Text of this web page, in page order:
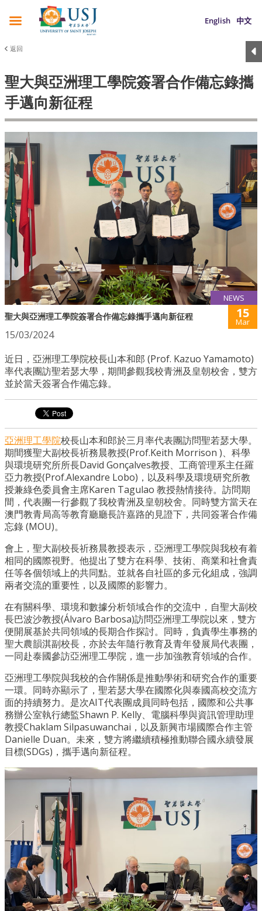
English 中文
返回
聖大與亞洲理工學院簽署合作備忘錄攜
手邁向新征程
NEWS
聖大與亞洲理工學院簽署合作備忘錄攜手邁向新征程 15
Mar
15/03/2024
近日，亞洲理工學院校長山本和郎 (Prof. Kazuo Yamamoto)
率代表團訪聖若瑟大學，期間參觀我校青洲及皇朝校舍，雙方
並於當天簽署合作備忘錄。
亞洲理工學院校長山本和郎於三月率代表團訪問聖若瑟大學。
期間獲聖大副校長祈務晨教授(Prof.Keith Morrison )、科學
與環境研究所所長David Gonçalves教授、工商管理系主任羅
亞力教授(Prof.Alexandre Lobo)， 以及科學及環境研究所教
授兼綠色委員會主席Karen Tagulao 教授熱情接待。訪問期
間，代表團一行參觀了我校青洲及皇朝校舍。 同時雙方當天在
澳門教青局高等教育廳廳長許嘉路的見證下， 共同簽署合作備
忘錄 (MOU)。
會上，聖大副校長祈務晨教授表示， 亞洲理工學院與我校有着
相同的國際視野。他提出了雙方在科學、 技術、商業和社會責
任等各個領域上的共同點。 並就各自社區的多元化組成，強調
兩者交流的重要性， 以及國際的影響力。
在有關科學、環境和數據分析領域合作的交流中， 自聖大副校
長巴波沙教授(Álvaro Barbosa)訪問亞洲理工學院以來， 雙方
便開展基於共同領域的長期合作探討。同時， 負責學生事務的
聖大農韻淇副校長， 亦於去年隨行教育及青年發展局代表團，
一同赴泰國參訪亞洲理工學院，進一步加強教育領域的合作。
亞洲理工學院與我校的合作關係是推動學術和研究合作的重要
一環。 同時亦顯示了，聖若瑟大學在國際化與泰國高校交流方
面的持續努力。是次AIT代表團成員同時包括， 國際和公共事
務辦公室執行總監Shawn P. Kelly、電腦科學與資訊管理助理
教授Chaklam Silpasuwanchai， 以及新興市場國際合作主管
Danielle Duan。未來，雙方將繼續積極推動聯合國永續發展
目標(SDGs)，攜手邁向新征程。